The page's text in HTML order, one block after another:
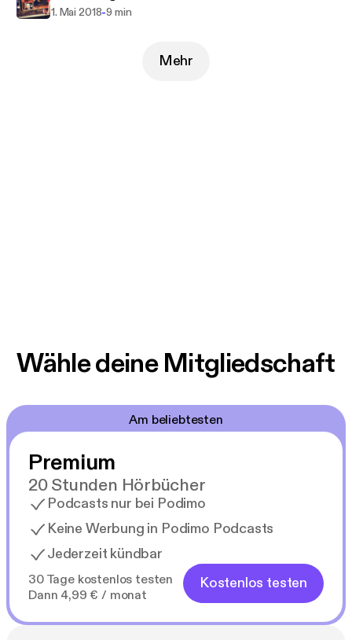
1. Mai 2018-9 min
Mehr
Wähle deine Mitgliedschaft
Am beliebtesten
Premium
20 Stunden Hörbücher
Podcasts nur bei Podimo
Keine Werbung in Podimo Podcasts
Jederzeit kündbar
30 Tage kostenlos testen
Dann 4,99 € / monat
Kostenlos testen